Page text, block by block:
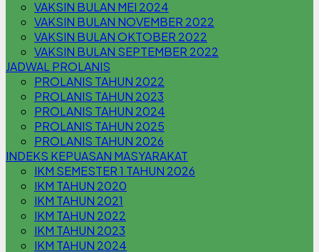
VAKSIN BULAN MEI 2024
VAKSIN BULAN NOVEMBER 2022
VAKSIN BULAN OKTOBER 2022
VAKSIN BULAN SEPTEMBER 2022
JADWAL PROLANIS
PROLANIS TAHUN 2022
PROLANIS TAHUN 2023
PROLANIS TAHUN 2024
PROLANIS TAHUN 2025
PROLANIS TAHUN 2026
INDEKS KEPUASAN MASYARAKAT
IKM SEMESTER 1 TAHUN 2026
IKM TAHUN 2020
IKM TAHUN 2021
IKM TAHUN 2022
IKM TAHUN 2023
IKM TAHUN 2024